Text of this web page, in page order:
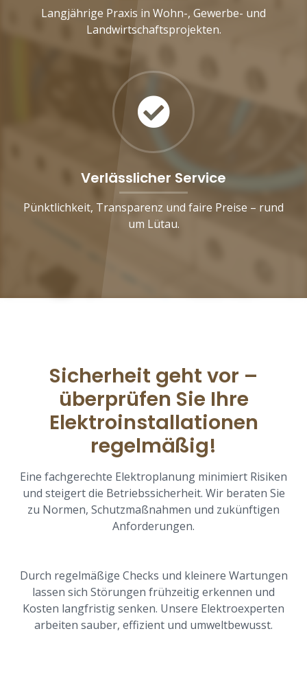
Langjährige Praxis in Wohn-, Gewerbe- und
Landwirtschaftsprojekten.
Verlässlicher Service
Pünktlichkeit, Transparenz und faire Preise – rund
um Lütau.
Sicherheit geht vor –
überprüfen Sie Ihre
Elektroinstallationen
regelmäßig!
Eine fachgerechte Elektroplanung minimiert Risiken
und steigert die Betriebssicherheit. Wir beraten Sie
zu Normen, Schutzmaßnahmen und zukünftigen
Anforderungen.
Durch regelmäßige Checks und kleinere Wartungen
lassen sich Störungen frühzeitig erkennen und
Kosten langfristig senken. Unsere Elektroexperten
arbeiten sauber, effizient und umweltbewusst.